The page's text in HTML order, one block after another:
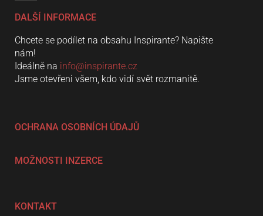
DALŠÍ INFORMACE
Chcete se podílet na obsahu Inspirante? Napište
nám!
Ideálně na info@inspirante.cz
Jsme otevřeni všem, kdo vidí svět rozmanitě.
OCHRANA OSOBNÍCH ÚDAJŮ
MOŽNOSTI INZERCE
KONTAKT